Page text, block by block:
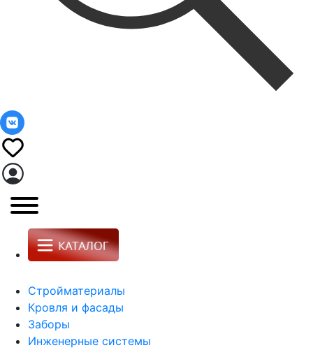
Стройматериалы
Кровля и фасады
Заборы
Инженерные системы